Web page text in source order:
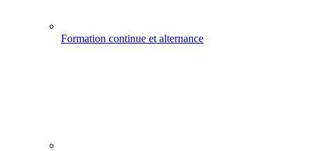
Formation continue et alternance